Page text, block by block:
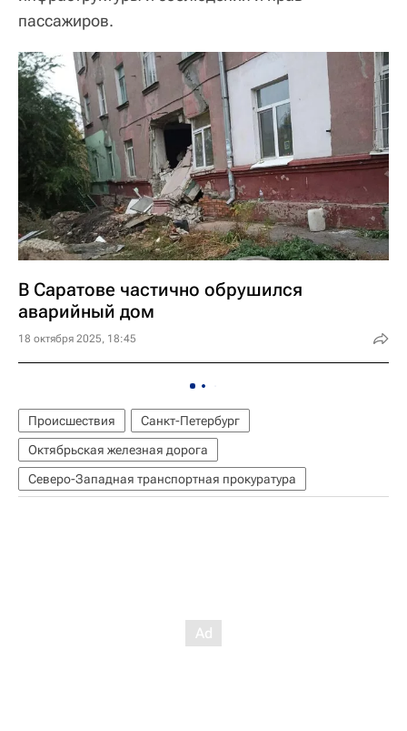
пассажиров.
В Саратове частично обрушился
аварийный дом
18 октября 2025, 18:45
Происшествия
Санкт-Петербург
Октябрьская железная дорога
Северо-Западная транспортная прокуратура